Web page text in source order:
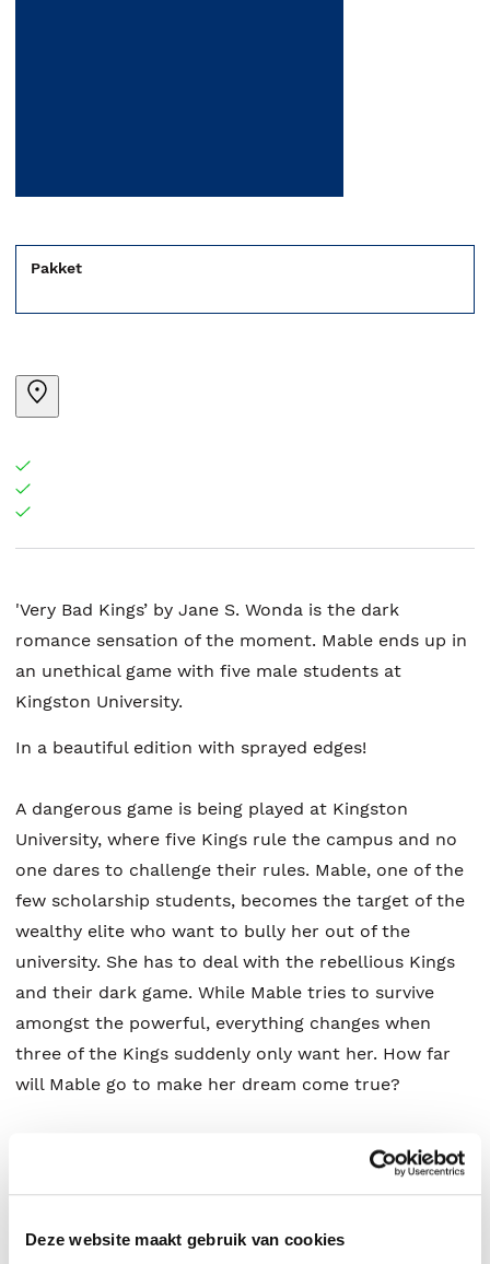
Deze website maakt gebruik van cookies
Pakket
'Very Bad Kings’ by Jane S. Wonda is the dark
romance sensation of the moment. Mable ends up in
an unethical game with five male students at
Kingston University.
In a beautiful edition with sprayed edges!
A dangerous game is being played at Kingston
University, where five Kings rule the campus and no
one dares to challenge their rules. Mable, one of the
few scholarship students, becomes the target of the
wealthy elite who want to bully her out of the
university. She has to deal with the rebellious Kings
and their dark game. While Mable tries to survive
amongst the powerful, everything changes when
three of the Kings suddenly only want her. How far
will Mable go to make her dream come true?
‘Very Bad Kings’ by Jane S. Wonda is the first part of
her Kingston University dark romance series. For the